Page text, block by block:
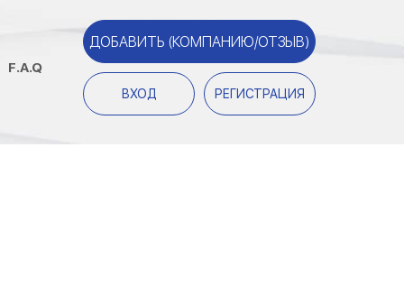
F.A.Q
ДОБАВИТЬ (КОМПАНИЮ/ОТЗЫВ)
ВХОД РЕГИСТРАЦИЯ